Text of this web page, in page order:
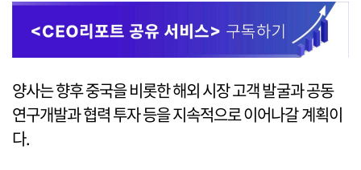
양사는 향후 중국을 비롯한 해외 시장 고객 발굴과 공동
연구개발과 협력 투자 등을 지속적으로 이어나갈 계획이
다.